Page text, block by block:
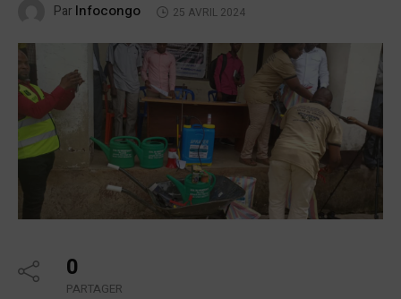
Par Infocongo 25 AVRIL 2024
0
PARTAGER